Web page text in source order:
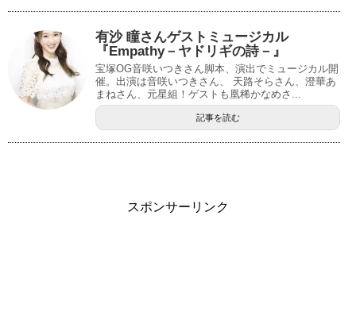
有沙 瞳さんゲストミュージカル
『Empathy－ヤドリギの詩－』
宝塚OG音咲いつきさん脚本、演出でミュージカル開
催。出演は音咲いつきさん、 天路そらさん、澄華あ
まねさん、元星組！ゲストも凰稀かなめさ...
記事を読む
スポンサーリンク